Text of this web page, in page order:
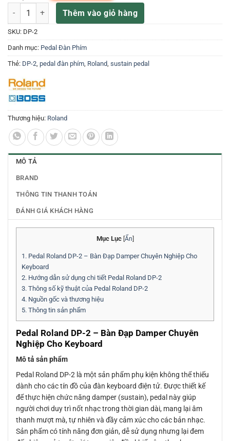
Pedal Roland DP-2 số lượngThêm vào giỏ hàng
SKU: DP-2
Danh mục: Pedal Đàn Phím
Thẻ: DP-2, pedal đàn phím, Roland, sustain pedal
Thương hiệu: Roland
MÔ TẢ
BRAND
THÔNG TIN THANH TOÁN
ĐÁNH GIÁ KHÁCH HÀNG
Mục Lục [Ẩn]
1. Pedal Roland DP-2 – Bàn Đạp Damper Chuyên Nghiệp Cho
Keyboard
2. Hướng dẫn sử dụng chi tiết Pedal Roland DP-2
3. Thông số kỹ thuật của Pedal Roland DP-2
4. Nguồn gốc và thương hiệu
5. Thông tin sản phẩm
Pedal Roland DP-2 – Bàn Đạp Damper Chuyên
Nghiệp Cho Keyboard
Mô tả sản phẩm
Pedal Roland DP-2 là một sản phẩm phụ kiện không thể thiếu
dành cho các tín đồ của đàn keyboard điện tử. Được thiết kế
để thực hiện chức năng damper (sustain), pedal này giúp
người chơi duy trì nốt nhạc trong thời gian dài, mang lại âm
thanh mượt mà, tự nhiên và đầy cảm xúc cho các bản nhạc.
Sản phẩm có tính năng đơn giản, dễ sử dụng nhưng lại đem